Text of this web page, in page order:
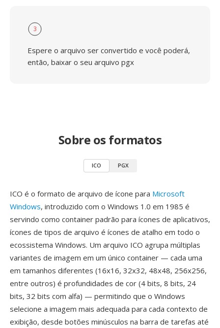
3
Espere o arquivo ser convertido e você poderá,
então, baixar o seu arquivo pgx
Sobre os formatos
ICO PGX
ICO é o formato de arquivo de ícone para Microsoft
Windows, introduzido com o Windows 1.0 em 1985 é
servindo como container padrão para ícones de aplicativos,
ícones de tipos de arquivo é ícones de atalho em todo o
ecossistema Windows. Um arquivo ICO agrupa múltiplas
variantes de imagem em um único container — cada uma
em tamanhos diferentes (16x16, 32x32, 48x48, 256x256,
entre outros) é profundidades de cor (4 bits, 8 bits, 24
bits, 32 bits com alfa) — permitindo que o Windows
selecione a imagem mais adequada para cada contexto de
exibição, desde botões minúsculos na barra de tarefas até